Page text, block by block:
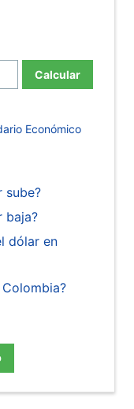
Calcular
Económico
sube?
baja?
dólar en